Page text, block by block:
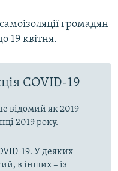
громадян
19 квітня.
COVID-19
відомий як 2019
2019 року.
19. У деяких
в інших – із